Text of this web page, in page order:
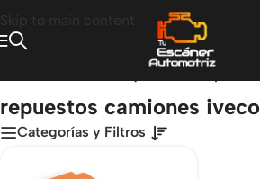
Skip to main content
repuestos camiones iveco
Categorías y Filtros